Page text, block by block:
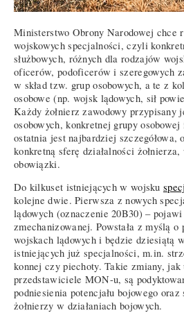
Ministerstwo Obrony Narodowej chce
wojskowych specjalności, czyli
służbowych, różnych dla rodzajów
oficerów, podoficerów i szeregowych
w skład tzw. grup osobowych, a te z
osobowe (np. wojsk lądowych, sił
Każdy żołnierz zawodowy przypisany
osobowych, konkretnej grupy
ostatnia jest najbardziej szczegółowa,
konkretną sferę działalności
obowiązki.
Do kilkuset istniejących w wojsku
kolejne dwie. Pierwsza z nowych
lądowych (oznaczenie 20B30) –
zmechanizowanej. Powstała z myślą o
wojskach lądowych i będzie dziesiątą
istniejących już specjalności, m.in.
konnej czy piechoty. Takie zmiany, jak
przedstawiciele MON-u, są
podniesienia potencjału bojowego
żołnierzy w działaniach bojowych.